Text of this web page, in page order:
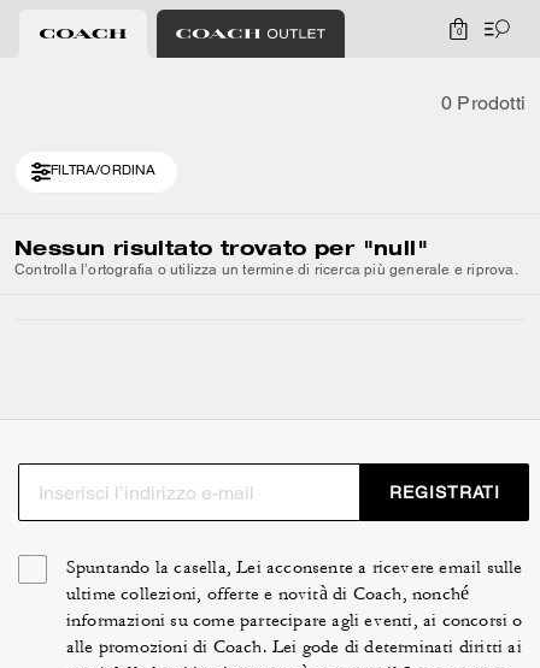
0
0 Prodotti
FILTRA/ORDINA
Nessun risultato trovato per "null"
Controlla l’ortografia o utilizza un termine di ricerca più generale e riprova.
REGISTRATI
Spuntando la casella, Lei acconsente a ricevere email sulle
ultime collezioni, offerte e novità di Coach, nonché
informazioni su come partecipare agli eventi, ai concorsi o
alle promozioni di Coach. Lei gode di determinati diritti ai